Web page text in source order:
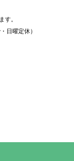
す。
日曜定休）